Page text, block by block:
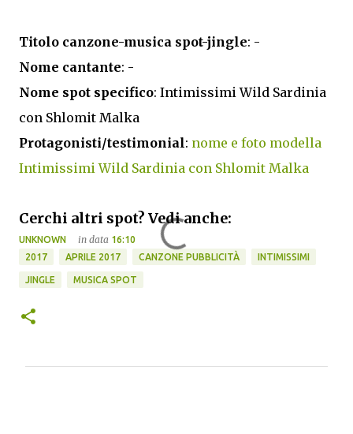
Titolo canzone-musica spot-jingle: -
Nome cantante: -
Nome spot specifico: Intimissimi Wild Sardinia
con Shlomit Malka
Protagonisti/testimonial: nome e foto modella
Intimissimi Wild Sardinia con Shlomit Malka
Cerchi altri spot? Vedi anche:
UNKNOWN in data 16:10
2017
APRILE 2017 CANZONE PUBBLICITÀ INTIMISSIMI
JINGLE MUSICA SPOT